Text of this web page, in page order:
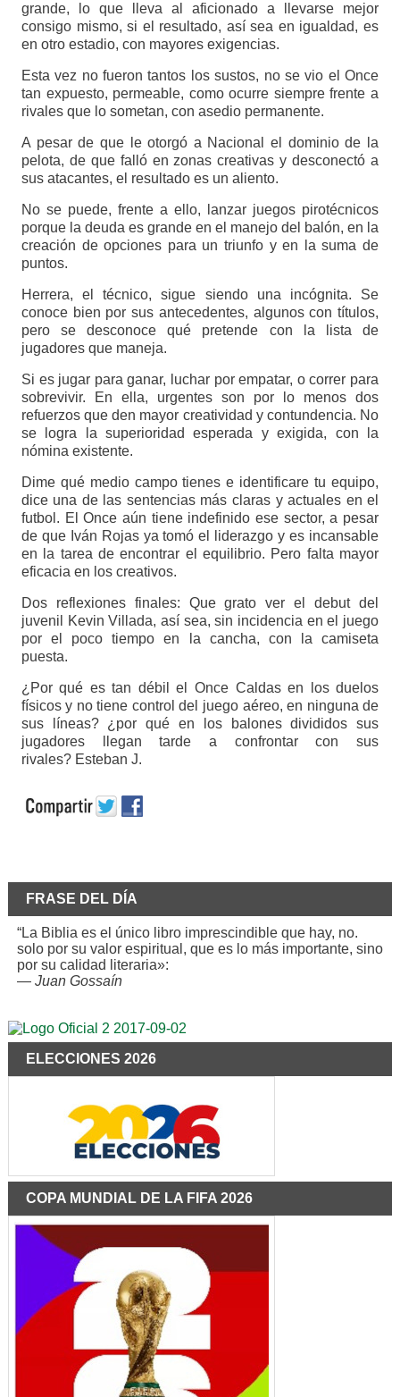
grande, lo que lleva al aficionado a llevarse mejor
consigo mismo, si el resultado, así sea en igualdad, es
en otro estadio, con mayores exigencias.
Esta vez no fueron tantos los sustos, no se vio el Once
tan expuesto, permeable, como ocurre siempre frente a
rivales que lo sometan, con asedio permanente.
A pesar de que le otorgó a Nacional el dominio de la
pelota, de que falló en zonas creativas y desconectó a
sus atacantes, el resultado es un aliento.
No se puede, frente a ello, lanzar juegos pirotécnicos
porque la deuda es grande en el manejo del balón, en la
creación de opciones para un triunfo y en la suma de
puntos.
Herrera, el técnico, sigue siendo una incógnita. Se
conoce bien por sus antecedentes, algunos con títulos,
pero se desconoce qué pretende con la lista de
jugadores que maneja.
Si es jugar para ganar, luchar por empatar, o correr para
sobrevivir. En ella, urgentes son por lo menos dos
refuerzos que den mayor creatividad y contundencia. No
se logra la superioridad esperada y exigida, con la
nómina existente.
Dime qué medio campo tienes e identificare tu equipo,
dice una de las sentencias más claras y actuales en el
futbol. El Once aún tiene indefinido ese sector, a pesar
de que Iván Rojas ya tomó el liderazgo y es incansable
en la tarea de encontrar el equilibrio. Pero falta mayor
eficacia en los creativos.
Dos reflexiones finales: Que grato ver el debut del
juvenil Kevin Villada, así sea, sin incidencia en el juego
por el poco tiempo en la cancha, con la camiseta
puesta.
¿Por qué es tan débil el Once Caldas en los duelos
físicos y no tiene control del juego aéreo, en ninguna de
sus líneas? ¿por qué en los balones divididos sus
jugadores llegan tarde a confrontar con sus
rivales? Esteban J.
FRASE DEL DÍA
“La Biblia es el único libro imprescindible que hay, no.
solo por su valor espiritual, que es lo más importante, sino
por su calidad literaria»:
— Juan Gossaín
ELECCIONES 2026
COPA MUNDIAL DE LA FIFA 2026